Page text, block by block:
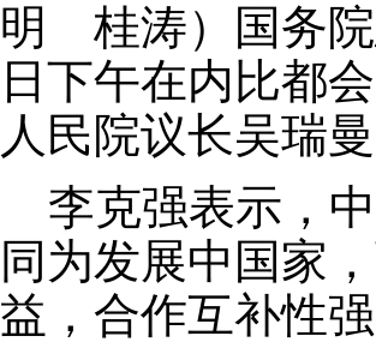
明 桂涛）国务院
日下午在内比都
人民院议长吴瑞
李克强表示，
同为发展中国家
益，合作互补性